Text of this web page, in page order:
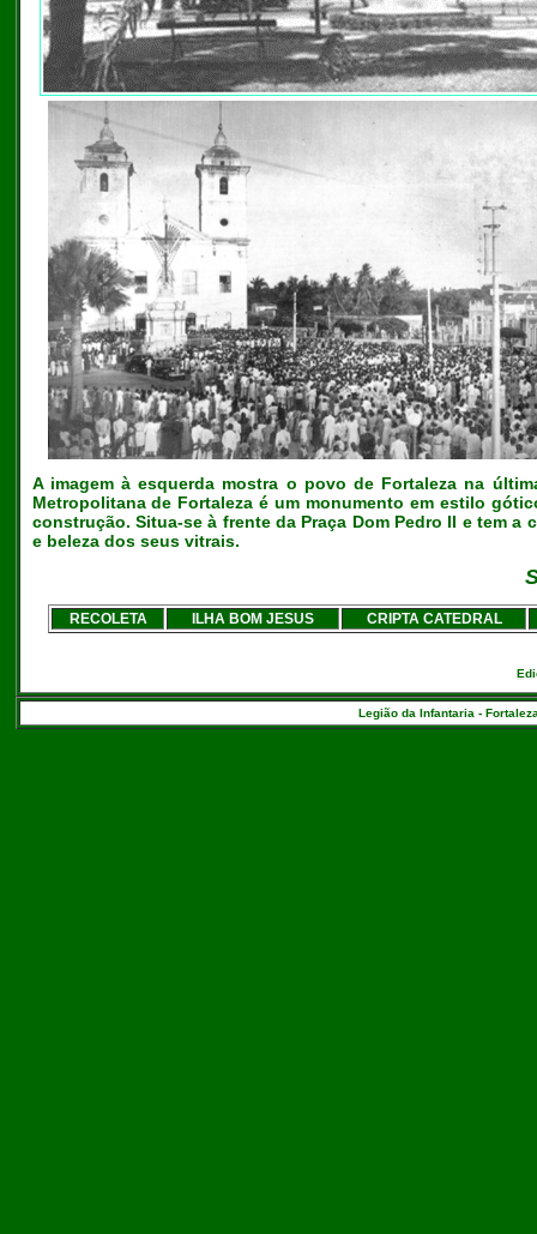
A imagem à esquerda mostra o povo de Fortaleza na
Metropolitana de Fortaleza é um monumento em estilo
construção. Situa-se à frente da Praça Dom Pedro II e tem
e beleza dos seus vitrais.
RECOLETA ILHA BOM JESUS CRIPTA CATEDRAL
Legião da Infantaria -